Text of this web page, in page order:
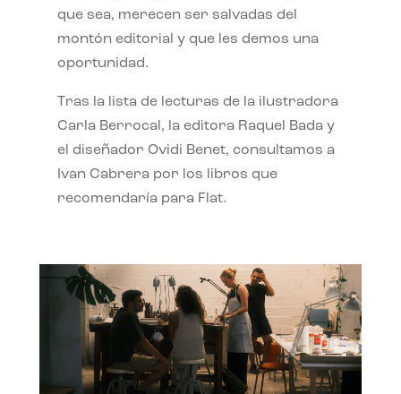
que sea, merecen ser salvadas del
montón editorial y que les demos una
oportunidad.
Tras la lista de lecturas de la ilustradora
Carla Berrocal, la editora Raquel Bada y
el diseñador Ovidi Benet, consultamos a
Ivan Cabrera por los libros que
recomendaría para Flat.